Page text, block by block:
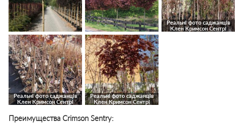
Реальні фото саджанців
Клен Кримсон Сентрі
Реальні фото саджанців
Клен Кримсон Сентрі
Реальні фото саджанців
Клен Кримсон Сентрі
Преимущества Crimson Sentry: